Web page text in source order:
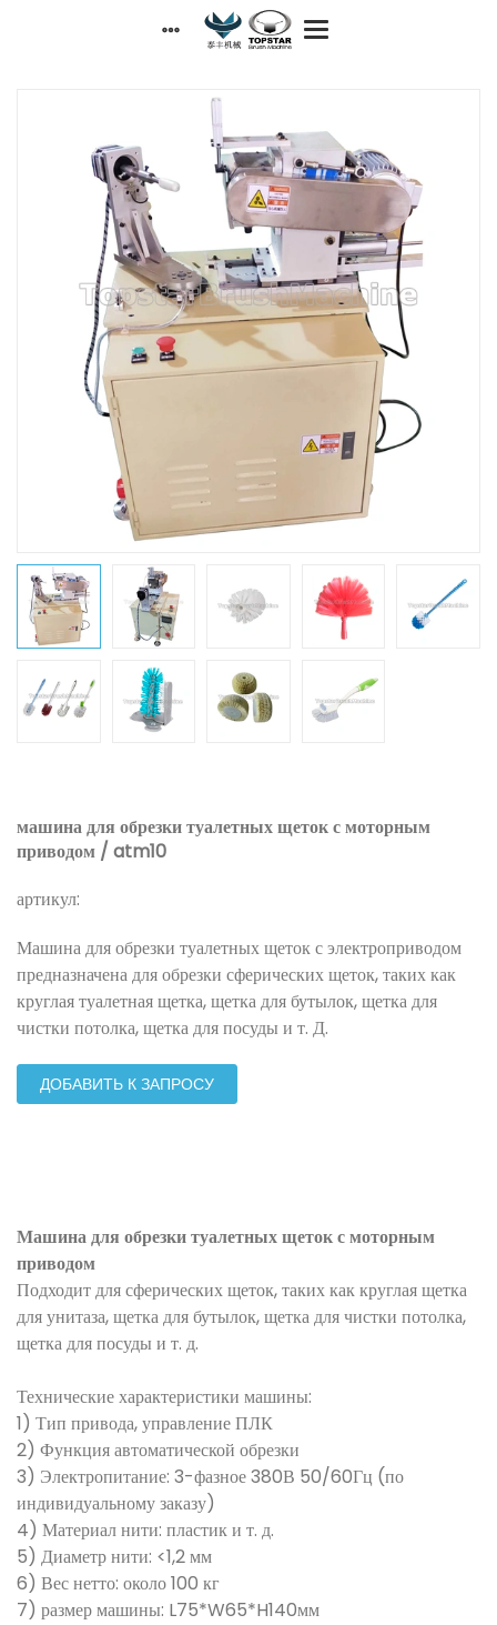
машина для обрезки туалетных щеток с моторным
приводом / atm10
артикул:
Машина для обрезки туалетных щеток с электроприводом
предназначена для обрезки сферических щеток, таких как
круглая туалетная щетка, щетка для бутылок, щетка для
чистки потолка, щетка для посуды и т. Д.
ДОБАВИТЬ К ЗАПРОСУ
Машина для обрезки туалетных щеток с моторным
приводом
Подходит для сферических щеток, таких как круглая щетка
для унитаза, щетка для бутылок, щетка для чистки потолка,
щетка для посуды и т. д.
Технические характеристики машины:
1) Тип привода, управление ПЛК
2) Функция автоматической обрезки
3) Электропитание: 3-фазное 380В 50/60Гц (по
индивидуальному заказу)
4) Материал нити: пластик и т. д.
5) Диаметр нити: <1,2 мм
6) Вес нетто: около 100 кг
7) размер машины: L75*W65*H140мм